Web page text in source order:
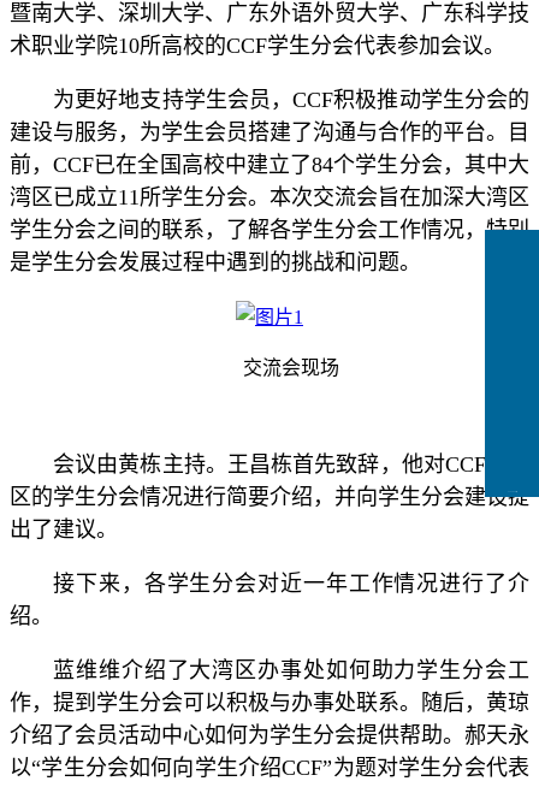
暨南大学、深圳大学、广东外语外贸大学、广东科学技
术职业学院10所高校的CCF学生分会代表参加会议。
为更好地支持学生会员，CCF积极推动学生分会的
建设与服务，为学生会员搭建了沟通与合作的平台。目
前，CCF已在全国高校中建立了84个学生分会，其中大
湾区已成立11所学生分会。本次交流会旨在加深大湾区
学生分会之间的联系，了解各学生分会工作情况，特别
是学生分会发展过程中遇到的挑战和问题。
交流会现场
会议由黄栋主持。王昌栋首先致辞，他对CCF大湾
区的学生分会情况进行简要介绍，并向学生分会建设提
出了建议。
接下来，各学生分会对近一年工作情况进行了介
绍。
蓝维维介绍了大湾区办事处如何助力学生分会工
作，提到学生分会可以积极与办事处联系。随后，黄琼
介绍了会员活动中心如何为学生分会提供帮助。郝天永
以“学生分会如何向学生介绍CCF”为题对学生分会代表